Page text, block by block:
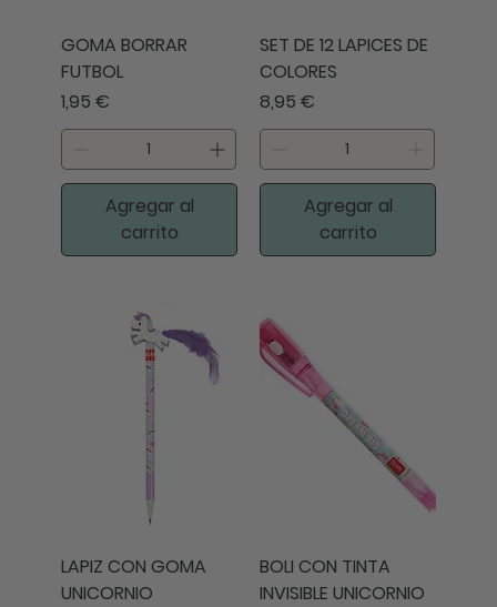
GOMA BORRAR
FUTBOL
Precio
1,95 €
Agregar al
carrito
SET DE 12 LAPICES DE
COLORES
Precio
8,95 €
Agregar al
carrito
LAPIZ CON GOMA
UNICORNIO
BOLI CON TINTA
INVISIBLE UNICORNIO